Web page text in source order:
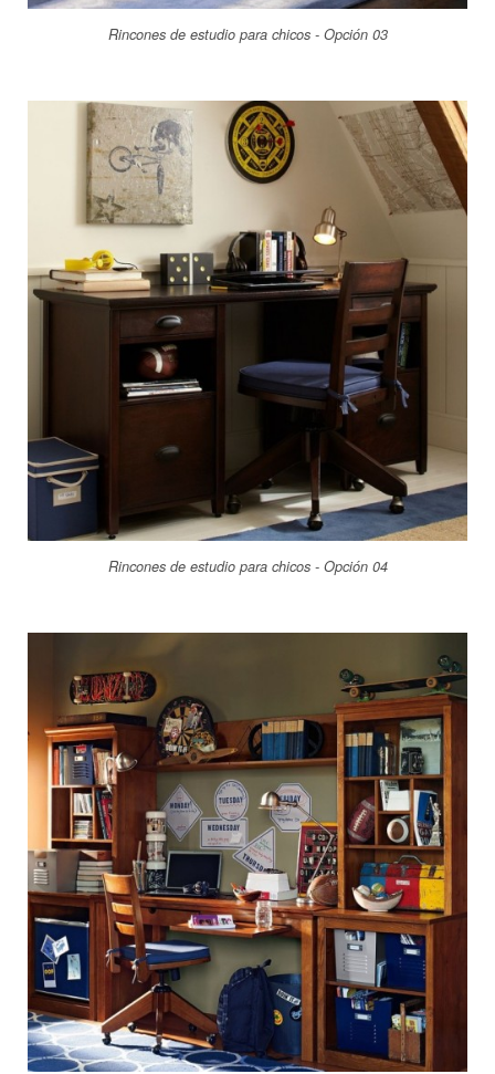
Rincones de estudio para chicos - Opción 03
Rincones de estudio para chicos - Opción 04